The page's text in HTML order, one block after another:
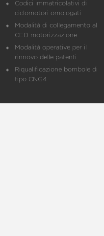
Codici immatricolativi di
ciclomotori omologati
Modalità di collegamento al
CED motorizzazione
Modalità operative per il
rinnovo delle patenti
Riqualificazione bombole di
tipo CNG4